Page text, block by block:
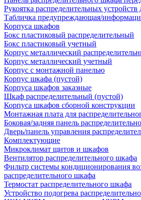
Рукоятка распределительных
Табличка предупреждающая/
Корпуса шкафов
Бокс пластиковый распределительный
Бокс пластиковый учетный
Корпус металлический
Корпус металлический учетный
Корпус с монтажной панелью
Корпус шкафа (пустой)
Корпуса шкафов заказные
Шкаф распределительный (пустой)
Корпуса шкафов сборной конструкции
Монтажная плата для
Боковая/задняя панель
Дверь/панель управления
Комплектующие
Микроклимат щитов и шкафов
Вентилятор распределительного шкафа
Фильтр системы кондиционирования
распределительного шкафа
Термостат распределительного шкафа
Устройство подогрева